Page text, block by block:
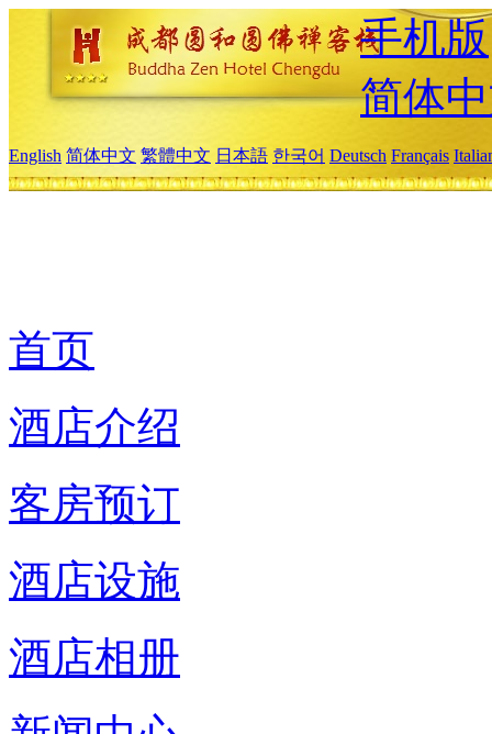
手机版
简体
English 简体中文 繁體中文 日本語 한국어 Deutsch Français
首页
酒店介绍
客房预订
酒店设施
酒店相册